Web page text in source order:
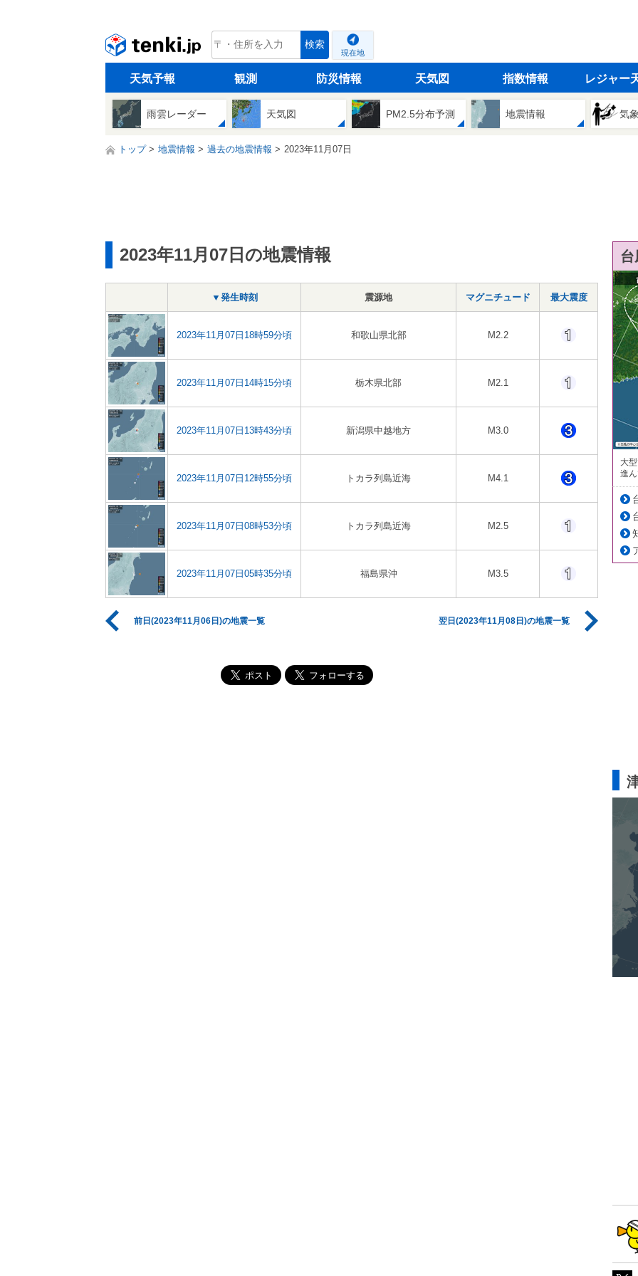
tenki.jp 検索
現在地
天気予報 観測 防災情報 天気図 指数情報 レジャー
雨雲レーダー 天気図 PM2.5分布予測 地震情報 気
トップ 地震情報 過去の地震情報 2023年11月07日
2023年11月07日の地震情報
▼発生時刻 震源地 マグニチュード 最大震度
2023年11月07日18時59分頃 和歌山県北部 M2.2
2023年11月07日14時15分頃 栃木県北部 M2.1
2023年11月07日13時43分頃 新潟県中越地方 M3.0
2023年11月07日12時55分頃 トカラ列島近海 M4.1
2023年11月07日08時53分頃 トカラ列島近海 M2.5
2023年11月07日05時35分頃 福島県沖 M3.5
前日(2023年11月06日)の地震一覧 翌日(2023年11月08日)の地震一覧
大
進